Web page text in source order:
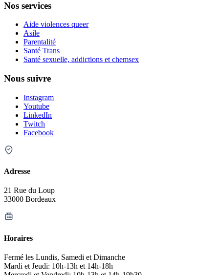
Nos services
Aide violences queer
Asile
Parentalité
Santé Trans
Santé sexuelle, addictions et chemsex
Nous suivre
Instagram
Youtube
LinkedIn
Twitch
Facebook
Adresse
21 Rue du Loup
33000 Bordeaux
Horaires
Fermé les Lundis, Samedi et Dimanche
Mardi et Jeudi: 10h-13h et 14h-18h